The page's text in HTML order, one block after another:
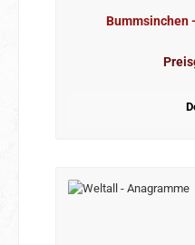
Bummsinchen